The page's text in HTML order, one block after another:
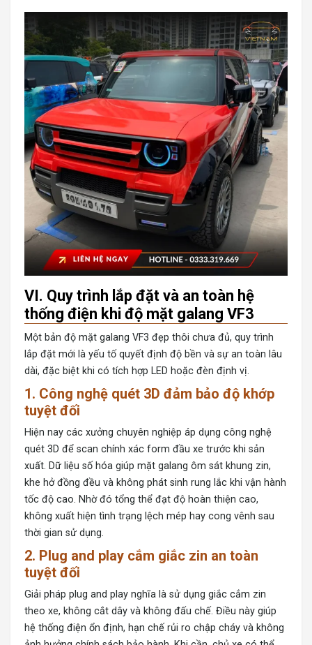
VI. Quy trình lắp đặt và an toàn hệ
thống điện khi độ mặt galang VF3
Một bản độ mặt galang VF3 đẹp thôi chưa đủ, quy trình
lắp đặt mới là yếu tố quyết định độ bền và sự an toàn lâu
dài, đặc biệt khi có tích hợp LED hoặc đèn định vị.
1. Công nghệ quét 3D đảm bảo độ khớp
tuyệt đối
Hiện nay các xưởng chuyên nghiệp áp dụng công nghệ
quét 3D để scan chính xác form đầu xe trước khi sản
xuất. Dữ liệu số hóa giúp mặt galang ôm sát khung zin,
khe hở đồng đều và không phát sinh rung lắc khi vận hành
tốc độ cao. Nhờ đó tổng thể đạt độ hoàn thiện cao,
không xuất hiện tình trạng lệch mép hay cong vênh sau
thời gian sử dụng.
2. Plug and play cắm giắc zin an toàn
tuyệt đối
Giải pháp plug and play nghĩa là sử dụng giắc cắm zin
theo xe, không cắt dây và không đấu chế. Điều này giúp
hệ thống điện ổn định, hạn chế rủi ro chập cháy và không